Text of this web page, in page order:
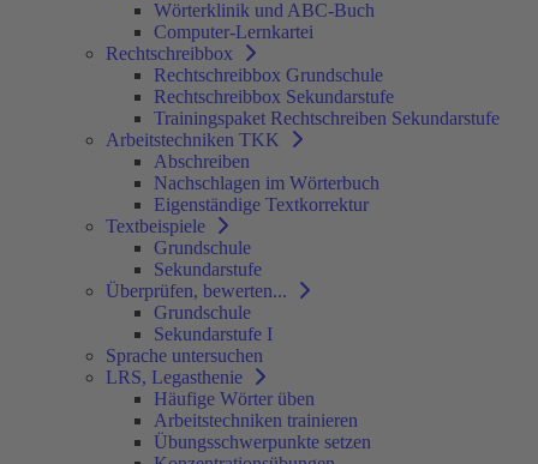
Wörterklinik und ABC-Buch
Computer-Lernkartei
Rechtschreibbox
Rechtschreibbox Grundschule
Rechtschreibbox Sekundarstufe
Trainingspaket Rechtschreiben Sekundarstufe
Arbeitstechniken TKK
Abschreiben
Nachschlagen im Wörterbuch
Eigenständige Textkorrektur
Textbeispiele
Grundschule
Sekundarstufe
Überprüfen, bewerten...
Grundschule
Sekundarstufe I
Sprache untersuchen
LRS, Legasthenie
Häufige Wörter üben
Arbeitstechniken trainieren
Übungsschwerpunkte setzen